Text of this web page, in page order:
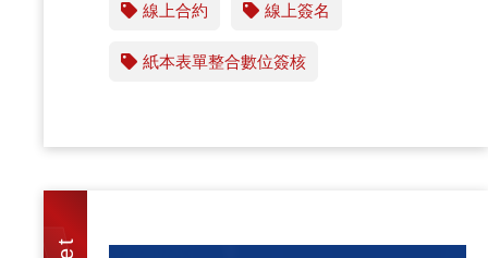
線上合約 線上簽名
紙本表單整合數位簽核